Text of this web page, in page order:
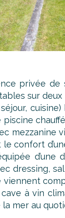
privée
sur
mezzanine
confort
d’une
dressing,
à vin
mer au